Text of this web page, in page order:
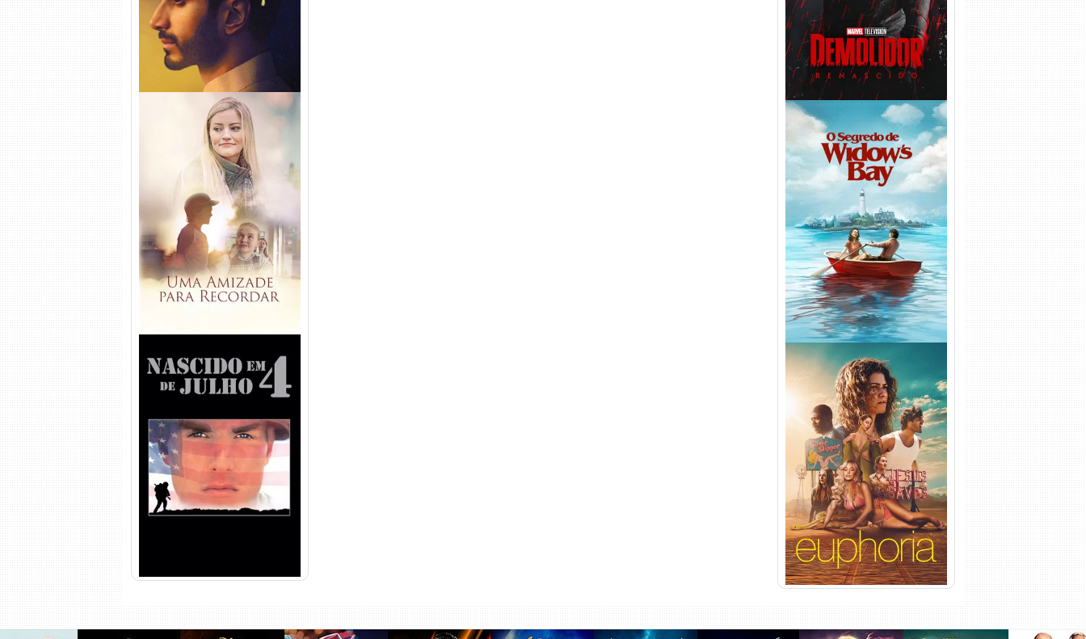
Uma Amizade para Recordar
Torrent (2025) WEB-DL 1080p
Dual Áudio
Nascido em 4 de Julho
Torrent (1989) WEB-DL 1080p
Dual Áudio
O Segredo de Widow’s Bay
1ª Temporada Torrent (2026)
WEB-DL 1080p Dual Áudio
Euphoria 3ª Temporada
Torrent (2026) WEB-DL 1080p
Dual Áudio